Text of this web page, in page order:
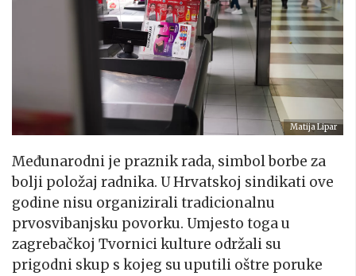
Matija Lipar
Međunarodni je praznik rada, simbol borbe za
bolji položaj radnika. U Hrvatskoj sindikati ove
godine nisu organizirali tradicionalnu
prvosvibanjsku povorku. Umjesto toga u
zagrebačkoj Tvornici kulture održali su
prigodni skup s kojeg su uputili oštre poruke